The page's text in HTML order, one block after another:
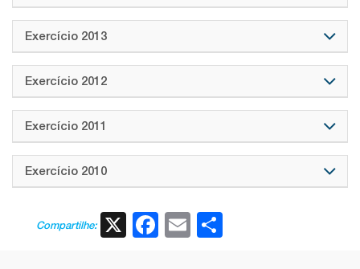
Exercício 2013
Exercício 2012
Exercício 2011
Exercício 2010
Compartilhe: X Facebook
Email